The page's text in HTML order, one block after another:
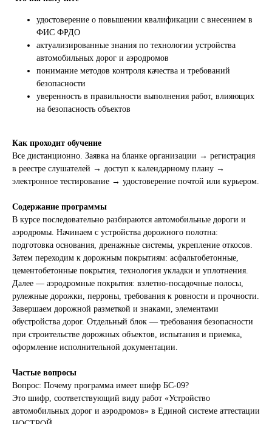
удостоверение о повышении квалификации с внесением в
ФИС ФРДО
актуализированные знания по технологии устройства
автомобильных дорог и аэродромов
понимание методов контроля качества и требований
безопасности
уверенность в правильности выполнения работ, влияющих
на безопасность объектов
Как проходит обучение
Все дистанционно. Заявка на бланке организации → регистрация
в реестре слушателей → доступ к календарному плану →
электронное тестирование → удостоверение почтой или курьером.
Содержание программы
В курсе последовательно разбираются автомобильные дороги и
аэродромы. Начинаем с устройства дорожного полотна:
подготовка основания, дренажные системы, укрепление откосов.
Затем переходим к дорожным покрытиям: асфальтобетонные,
цементобетонные покрытия, технология укладки и уплотнения.
Далее — аэродромные покрытия: взлетно-посадочные полосы,
рулежные дорожки, перроны, требования к ровности и прочности.
Завершаем дорожной разметкой и знаками, элементами
обустройства дорог. Отдельный блок — требования безопасности
при строительстве дорожных объектов, испытания и приемка,
оформление исполнительной документации.
Частые вопросы
Вопрос: Почему программа имеет шифр БС-09?
Это шифр, соответствующий виду работ «Устройство
автомобильных дорог и аэродромов» в Единой системе аттестации